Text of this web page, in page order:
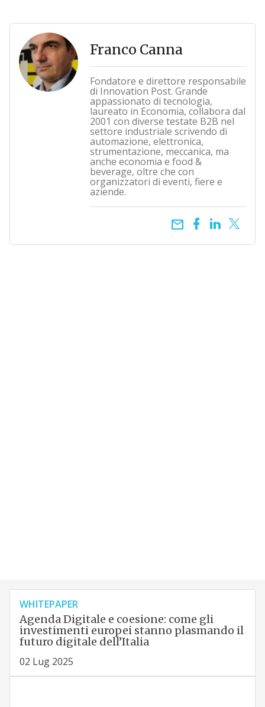
Franco Canna
Fondatore e direttore responsabile
di Innovation Post. Grande
appassionato di tecnologia,
laureato in Economia, collabora dal
2001 con diverse testate B2B nel
settore industriale scrivendo di
automazione, elettronica,
strumentazione, meccanica, ma
anche economia e food &
beverage, oltre che con
organizzatori di eventi, fiere e
aziende.
email
WHITEPAPER
Agenda Digitale e coesione: come gli
investimenti europei stanno plasmando il
futuro digitale dell’Italia
02 Lug 2025